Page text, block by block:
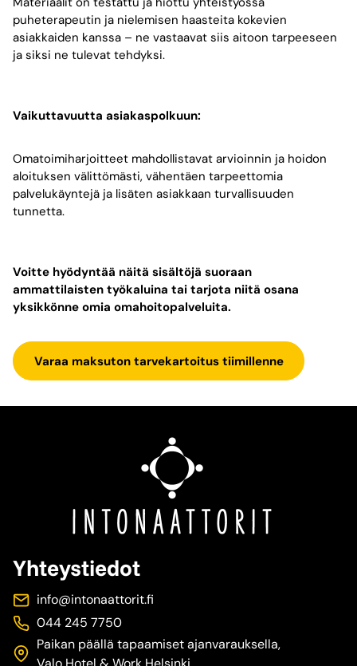
puheterapeutin ja nielemisen haasteita kokevien
asiakkaiden kanssa – ne vastaavat siis aitoon tarpeeseen
ja siksi ne tulevat tehdyksi.
Vaikuttavuutta asiakaspolkuun:
Omatoimiharjoitteet mahdollistavat arvioinnin ja hoidon
aloituksen välittömästi, vähentäen tarpeettomia
palvelukäyntejä ja lisäten asiakkaan turvallisuuden
tunnetta.
Voitte hyödyntää näitä sisältöjä suoraan
ammattilaisten työkaluina tai tarjota niitä osana
yksikkönne omia omahoitopalveluita.
Varaa maksuton tarvekartoitus tiimillenne
Yhteystiedot
info@intonaattorit.fi
044 245 7750
Paikan päällä tapaamiset ajanvarauksella,